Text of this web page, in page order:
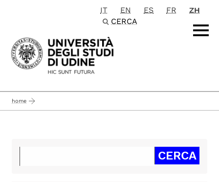
Passa al contenuto principale
IT EN ES FR
ZH
CERCA
home